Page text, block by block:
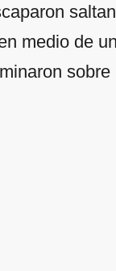
medio de
sobre